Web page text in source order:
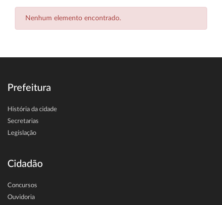
Nenhum elemento encontrado.
Prefeitura
História da cidade
Secretarias
Legislação
Cidadão
Concursos
Ouvidoria